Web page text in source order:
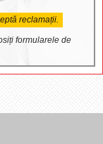
reclamații.
formularele de